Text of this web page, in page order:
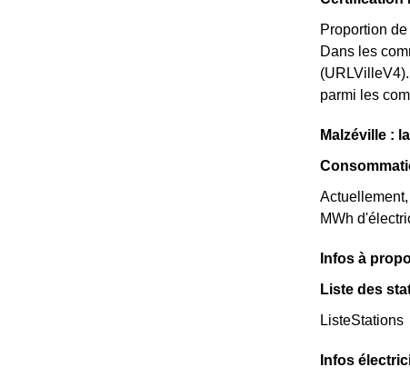
Proportion
Dans les
parmi les
Malzéville :
MWh
Infos à
Liste des
ListeStations
Infos